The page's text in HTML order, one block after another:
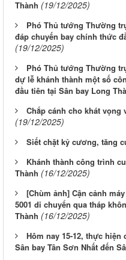
Thành (19/12/2025)
Phó Thủ tướng Thường
đáp chuyến bay chính thức
(19/12/2025)
Phó Thủ tướng Thường
dự lễ khánh thành một số
đầu tiên tại Sân bay Long
Chắp cánh cho khát
(19/12/2025)
Siết chặt kỷ cương, tăng
Khánh thành công trình
Thành (16/12/2025)
[Chùm ảnh] Cận cảnh
5001 di chuyển qua tháp
Thành (16/12/2025)
Hôm nay 15-12, thực
Sân bay Tân Sơn Nhất đến